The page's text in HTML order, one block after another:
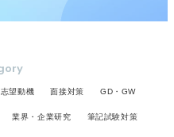
志望動機 面接対策 GD・GW
業界・企業研究 筆記試験対策